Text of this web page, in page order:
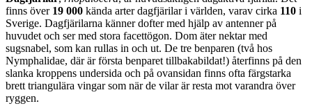
finns över 19 000 kända arter dagfjärilar i världen, varav cirka 110 i
Sverige. Dagfjärilarna känner dofter med hjälp av antenner på
huvudet och ser med stora facettögon. Dom äter nektar med
sugsnabel, som kan rullas in och ut. De tre benparen (två hos
Nymphalidae, där är första benparet tillbakabildat!) återfinns på den
slanka kroppens undersida och på ovansidan finns ofta färgstarka
brett triangulära vingar som när de vilar är resta mot varandra över
ryggen.